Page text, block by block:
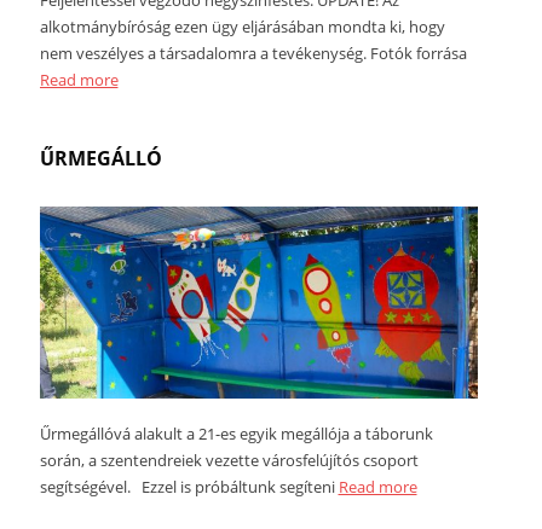
alkotmánybíróság ezen ügy eljárásában mondta ki, hogy
nem veszélyes a társadalomra a tevékenység. Fotók forrása
Read more
ŰRMEGÁLLÓ
Űrmegállóvá alakult a 21-es egyik megállója a táborunk
során, a szentendreiek vezette városfelújítós csoport
segítségével. Ezzel is próbáltunk segíteni Read more